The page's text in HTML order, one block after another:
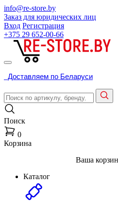
info@re-store.by
Заказ для юридических лиц
Вход Регистрация
+375 29 652-00-66
Доставляем по Беларуси
Поиск
0
Корзина
Ваша
Каталог